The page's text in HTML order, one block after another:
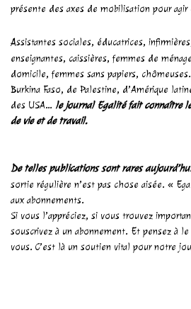
présente des axes de mobilisation pour agir
Assistantes sociales, éducatrices,
enseignantes, caissières, femmes de
domicile, femmes sans papiers,
Burkina Faso, de Palestine, d’Amérique
des USA… le journal Egalité fait connaître
de vie et de travail.
De telles publications sont rares
sortie régulière n’est pas chose aisée. «
aux abonnements.
Si vous l’appréciez, si vous trouvez
souscrivez à un abonnement. Et pensez à
vous. C’est là un soutien vital pour notre